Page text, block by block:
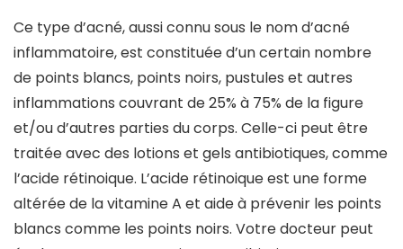
Ce type d’acné, aussi connu sous le nom d’acné
inflammatoire, est constituée d’un certain nombre
de points blancs, points noirs, pustules et autres
inflammations couvrant de 25% à 75% de la figure
et/ou d’autres parties du corps. Celle-ci peut être
traitée avec des lotions et gels antibiotiques, comme
l’acide rétinoique. L’acide rétinoique est une forme
altérée de la vitamine A et aide à prévenir les points
blancs comme les points noirs. Votre docteur peut